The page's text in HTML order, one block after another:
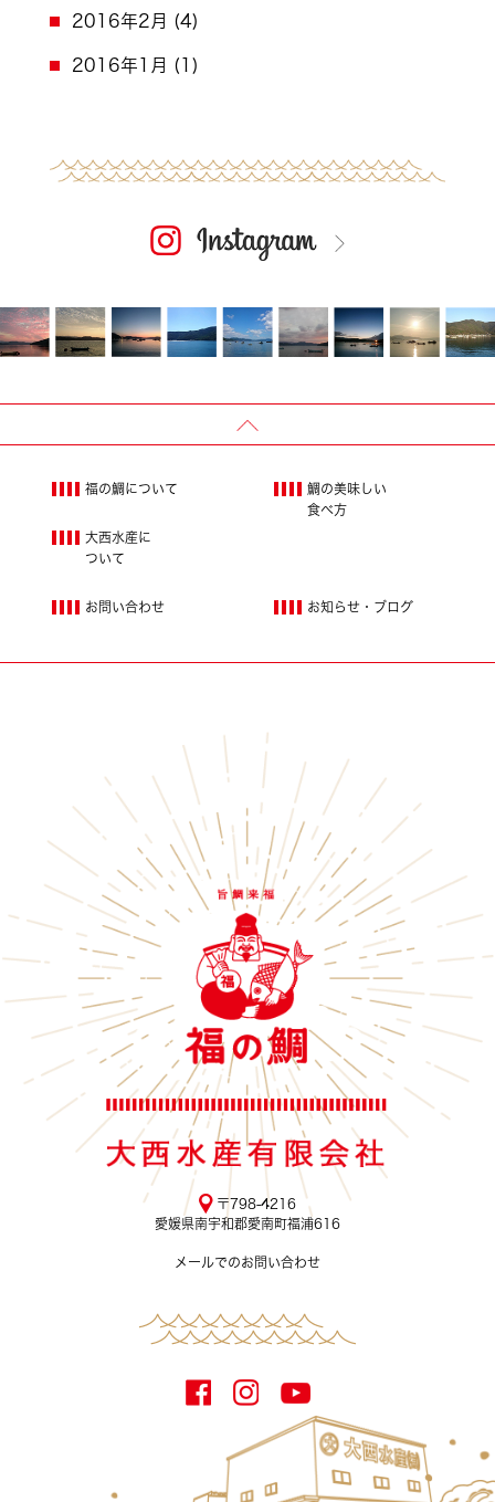
2016年2月 (4)
2016年1月 (1)
福の鯛について
鯛の美味しい
食べ方
大西水産に
ついて
お知らせ・ブログ
お問い合わせ
〒798-4216
愛媛県南宇和郡愛南町福浦616
メールでのお問い合わせ